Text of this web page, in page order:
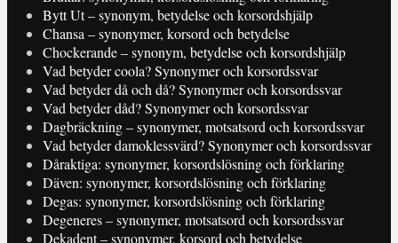
Bytt Ut – synonym, betydelse och korsordshjälp
Chansa – synonymer, korsord och betydelse
Chockerande – synonym, betydelse och korsordshjälp
Vad betyder coola? Synonymer och korsordssvar
Vad betyder då och då? Synonymer och korsordssvar
Vad betyder dåd? Synonymer och korsordssvar
Dagbräckning – synonymer, motsatsord och korsordssvar
Vad betyder damoklessvärd? Synonymer och korsordssvar
Dåraktiga: synonymer, korsordslösning och förklaring
Däven: synonymer, korsordslösning och förklaring
Degas: synonymer, korsordslösning och förklaring
Degeneres – synonymer, motsatsord och korsordssvar
Dekadent – synonymer, korsord och betydelse